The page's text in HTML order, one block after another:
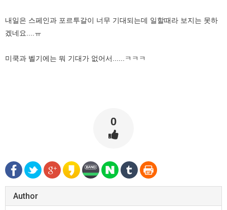
내일은 스페인과 포르투갈이 너무 기대되는데 일할때라 보지는 못하
겠네요....ㅠ
미쿡과 벨기에는 뭐 기대가 없어서......ㅋㅋㅋ
0
Author